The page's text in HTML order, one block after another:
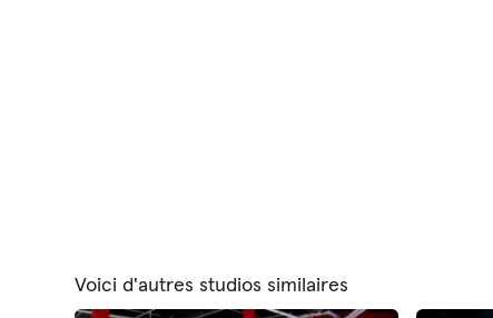
Voici d'autres studios similaires